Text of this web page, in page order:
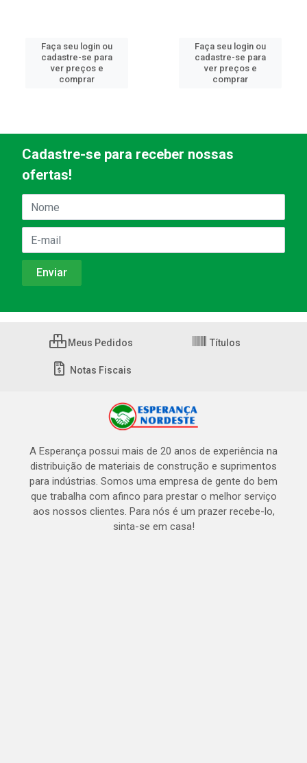
Faça seu login ou
cadastre-se para
ver preços e
comprar
Faça seu login ou
cadastre-se para
ver preços e
comprar
Cadastre-se para receber nossas
ofertas!
Meus Pedidos Títulos
Notas Fiscais
A Esperança possui mais de 20 anos de experiência na
distribuição de materiais de construção e suprimentos
para indústrias. Somos uma empresa de gente do bem
que trabalha com afinco para prestar o melhor serviço
aos nossos clientes. Para nós é um prazer recebe-lo,
sinta-se em casa!